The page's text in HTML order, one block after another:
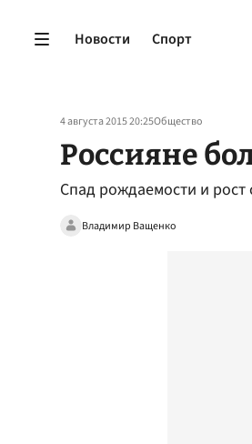
Новости Спорт
4 августа 2015 20:25Общество
Россияне
Спад рождаемости и
Владимир Ващенко